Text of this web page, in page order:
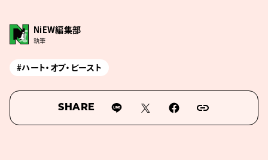
NiEW編集部
執筆
#ハート・オブ・ビースト
SHARE